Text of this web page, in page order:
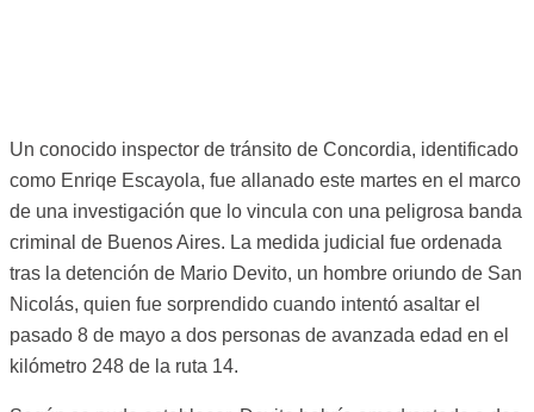
Un conocido inspector de tránsito de Concordia, identificado
como Enriqe Escayola, fue allanado este martes en el marco
de una investigación que lo vincula con una peligrosa banda
criminal de Buenos Aires. La medida judicial fue ordenada
tras la detención de Mario Devito, un hombre oriundo de San
Nicolás, quien fue sorprendido cuando intentó asaltar el
pasado 8 de mayo a dos personas de avanzada edad en el
kilómetro 248 de la ruta 14.